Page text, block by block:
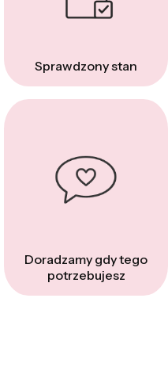
Sprawdzony stan
Doradzamy gdy tego
potrzebujesz